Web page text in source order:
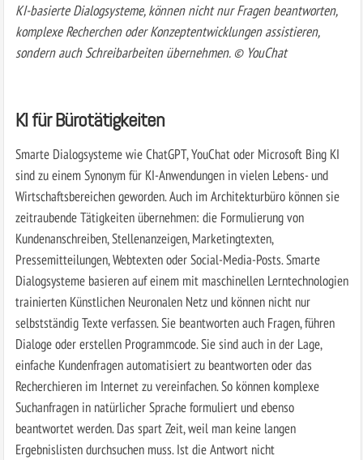
KI-basierte Dialogsysteme, können nicht nur Fragen beantworten,
komplexe Recherchen oder Konzeptentwicklungen assistieren,
sondern auch Schreibarbeiten übernehmen. © YouChat
KI für Bürotätigkeiten
Smarte Dialogsysteme wie ChatGPT, YouChat oder Microsoft Bing KI
sind zu einem Synonym für KI-Anwendungen in vielen Lebens- und
Wirtschaftsbereichen geworden. Auch im Architekturbüro können sie
zeitraubende Tätigkeiten übernehmen: die Formulierung von
Kundenanschreiben, Stellenanzeigen, Marketingtexten,
Pressemitteilungen, Webtexten oder Social-Media-Posts. Smarte
Dialogsysteme basieren auf einem mit maschinellen Lerntechnologien
trainierten Künstlichen Neuronalen Netz und können nicht nur
selbstständig Texte verfassen. Sie beantworten auch Fragen, führen
Dialoge oder erstellen Programmcode. Sie sind auch in der Lage,
einfache Kundenfragen automatisiert zu beantworten oder das
Recherchieren im Internet zu vereinfachen. So können komplexe
Suchanfragen in natürlicher Sprache formuliert und ebenso
beantwortet werden. Das spart Zeit, weil man keine langen
Ergebnislisten durchsuchen muss. Ist die Antwort nicht